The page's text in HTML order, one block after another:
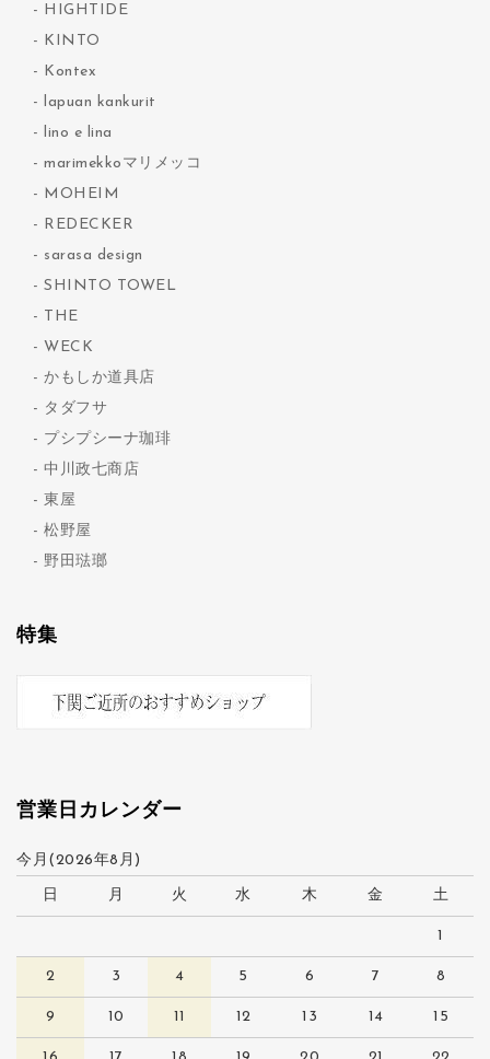
HIGHTIDE
KINTO
Kontex
lapuan kankurit
lino e lina
marimekkoマリメッコ
MOHEIM
REDECKER
sarasa design
SHINTO TOWEL
THE
WECK
かもしか道具店
タダフサ
プシプシーナ珈琲
中川政七商店
東屋
松野屋
野田琺瑯
特集
営業日カレンダー
今月(2026年8月)
日 月 火 水 木 金 土
1
2 3 4 5 6 7 8
9 10 11 12 13 14 15